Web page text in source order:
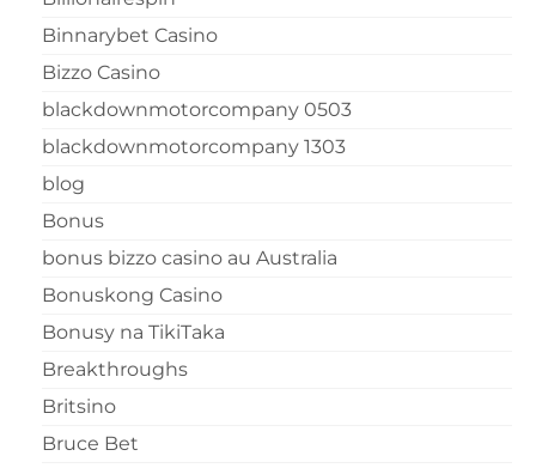
Binnarybet Casino
Bizzo Casino
blackdownmotorcompany 0503
blackdownmotorcompany 1303
blog
Bonus
bonus bizzo casino au Australia
Bonuskong Casino
Bonusy na TikiTaka
Breakthroughs
Britsino
Bruce Bet